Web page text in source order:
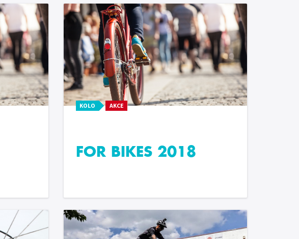
KOLO AKCE
FOR BIKES 2018